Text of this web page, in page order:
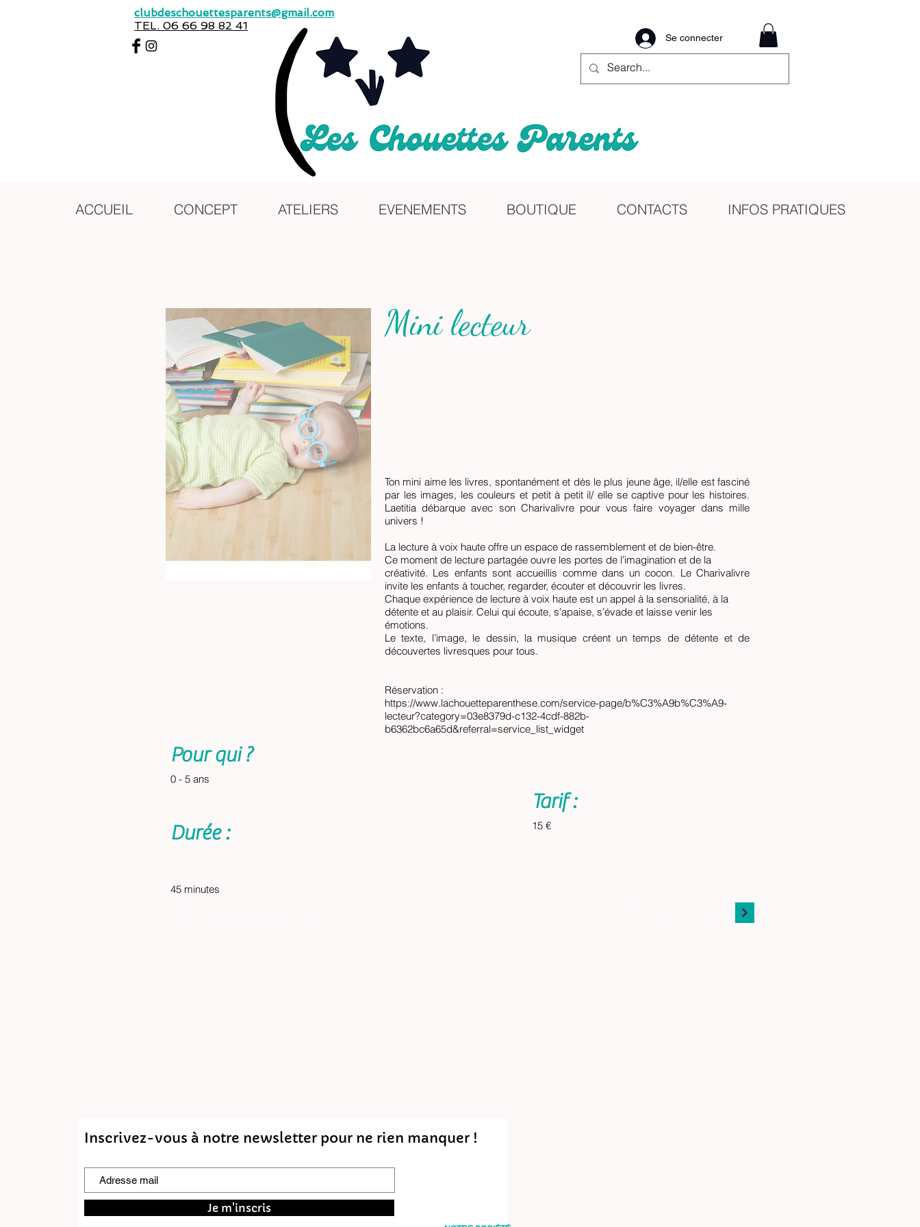
clubdeschouettesparents@gmail.com
TEL. 06 66 98 82 41
Se connecter
ACCUEIL CONCEPT ATELIERS EVENEMENTS BOUTIQUE CONTACTS INFOS PRATIQUES
Mini lecteur
Ton mini aime les livres, spontanément et dès le plus jeune âge, il/elle est fasciné
par les images, les couleurs et petit à petit il/ elle se captive pour les histoires.
Laetitia débarque avec son Charivalivre pour vous faire voyager dans mille
univers !
La lecture à voix haute offre un espace de rassemblement et de bien-être.
Ce moment de lecture partagée ouvre les portes de l’imagination et de la
créativité. Les enfants sont accueillis comme dans un cocon. Le Charivalivre
invite les enfants à toucher, regarder, écouter et découvrir les livres.
Chaque expérience de lecture à voix haute est un appel à la sensorialité, à la
détente et au plaisir. Celui qui écoute, s’apaise, s’évade et laisse venir les
émotions.
Le texte, l’image, le dessin, la musique créent un temps de détente et de
découvertes livresques pour tous.
Réservation :
https://www.lachouetteparenthese.com/service-page/b%C3%A9b%C3%A9-
lecteur?category=03e8379d-c132-4cdf-882b-
b6362bc6a65d&referral=service_list_widget
Pour qui ?
0 - 5 ans
Tarif :
Durée :
15 €
45 minutes
Inscrivez-vous à notre newsletter pour ne rien manquer !
Je m'inscris